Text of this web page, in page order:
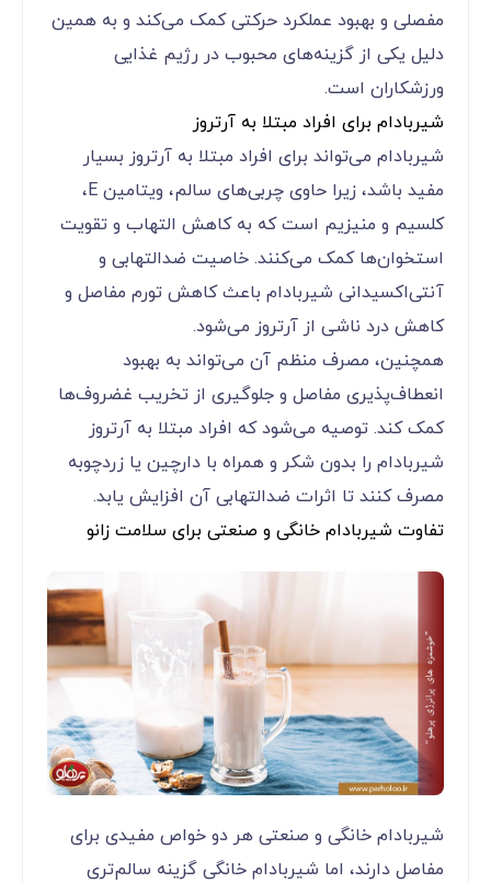
مفصلی و بهبود عملکرد حرکتی کمک می‌کند و به همین
دلیل یکی از گزینه‌های محبوب در رژیم غذایی
ورزشکاران است.
شیربادام برای افراد مبتلا به آرتروز
شیربادام می‌تواند برای افراد مبتلا به آرتروز بسیار
مفید باشد، زیرا حاوی چربی‌های سالم، ویتامین E،
کلسیم و منیزیم است که به کاهش التهاب و تقویت
استخوان‌ها کمک می‌کنند. خاصیت ضدالتهابی و
آنتی‌اکسیدانی شیربادام باعث کاهش تورم مفاصل و
کاهش درد ناشی از آرتروز می‌شود.
همچنین، مصرف منظم آن می‌تواند به بهبود
انعطاف‌پذیری مفاصل و جلوگیری از تخریب غضروف‌ها
کمک کند. توصیه می‌شود که افراد مبتلا به آرتروز
شیربادام را بدون شکر و همراه با دارچین یا زردچوبه
مصرف کنند تا اثرات ضدالتهابی آن افزایش یابد.
تفاوت شیربادام خانگی و صنعتی برای سلامت زانو
شیربادام خانگی و صنعتی هر دو خواص مفیدی برای
مفاصل دارند، اما شیربادام خانگی گزینه سالم‌تری